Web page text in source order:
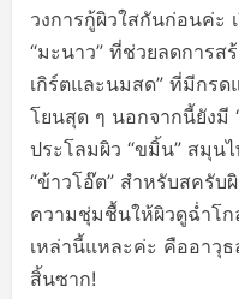
วงการกู้ผิวใสกันก่อนค่ะ
“มะนาว” ที่ช่วยลดการส
เกิร์ตและนมสด” ที่มีกร
โยนสุด ๆ นอกจากนี้ยังมี
ประโลมผิว “ขมิ้น” สมุน
“ข้าวโอ๊ต” สำหรับสครับ
ความชุ่มชื้นให้ผิวดูฉ่ำโก
เหล่านี้แหละค่ะ คืออาวุ
สิ้นซาก!